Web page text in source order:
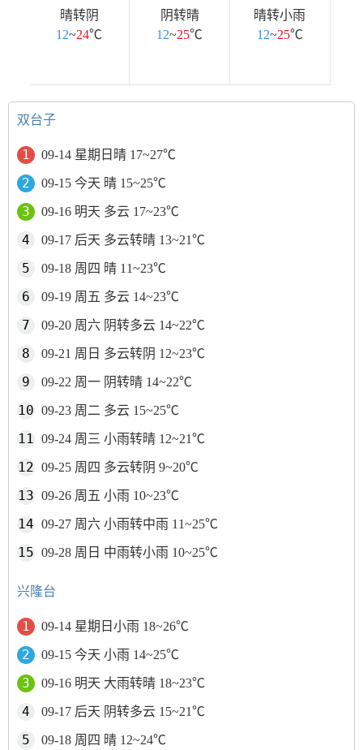
晴转阴
12~24℃
阴转晴
12~25℃
晴转小雨
12~25℃
双台子
09-14 星期日晴 17~27℃
09-15 今天 晴 15~25℃
09-16 明天 多云 17~23℃
09-17 后天 多云转晴 13~21℃
09-18 周四 晴 11~23℃
09-19 周五 多云 14~23℃
09-20 周六 阴转多云 14~22℃
09-21 周日 多云转阴 12~23℃
09-22 周一 阴转晴 14~22℃
09-23 周二 多云 15~25℃
09-24 周三 小雨转晴 12~21℃
09-25 周四 多云转阴 9~20℃
09-26 周五 小雨 10~23℃
09-27 周六 小雨转中雨 11~25℃
09-28 周日 中雨转小雨 10~25℃
兴隆台
09-14 星期日小雨 18~26℃
09-15 今天 小雨 14~25℃
09-16 明天 大雨转晴 18~23℃
09-17 后天 阴转多云 15~21℃
09-18 周四 晴 12~24℃